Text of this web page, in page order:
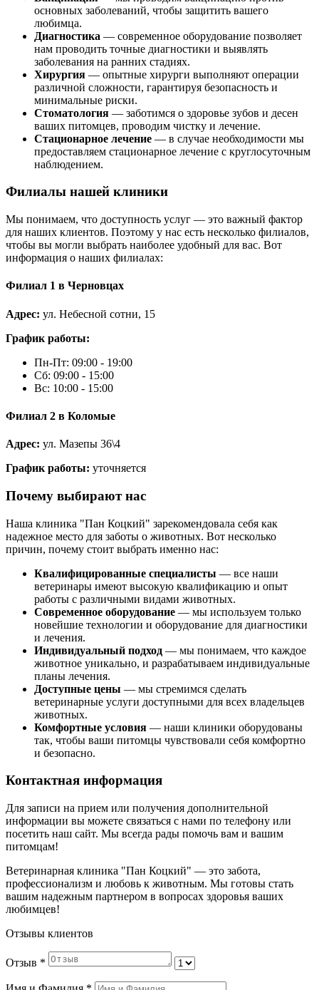
основных заболеваний, чтобы защитить вашего
любимца.
Диагностика — современное оборудование позволяет
нам проводить точные диагностики и выявлять
заболевания на ранних стадиях.
Хирургия — опытные хирурги выполняют операции
различной сложности, гарантируя безопасность и
минимальные риски.
Стоматология — заботимся о здоровье зубов и десен
ваших питомцев, проводим чистку и лечение.
Стационарное лечение — в случае необходимости мы
предоставляем стационарное лечение с круглосуточным
наблюдением.
Филиалы нашей клиники
Мы понимаем, что доступность услуг — это важный фактор
для наших клиентов. Поэтому у нас есть несколько филиалов,
чтобы вы могли выбрать наиболее удобный для вас. Вот
информация о наших филиалах:
Филиал 1 в Черновцах
Адрес: ул. Небесной сотни, 15
График работы:
Пн-Пт: 09:00 - 19:00
Сб: 09:00 - 15:00
Вс: 10:00 - 15:00
Филиал 2 в Коломые
Адрес: ул. Мазепы 36\4
График работы: уточняется
Почему выбирают нас
Наша клиника "Пан Коцкий" зарекомендовала себя как
надежное место для заботы о животных. Вот несколько
причин, почему стоит выбрать именно нас:
Квалифицированные специалисты — все наши
ветеринары имеют высокую квалификацию и опыт
работы с различными видами животных.
Современное оборудование — мы используем только
новейшие технологии и оборудование для диагностики
и лечения.
Индивидуальный подход — мы понимаем, что каждое
животное уникально, и разрабатываем индивидуальные
планы лечения.
Доступные цены — мы стремимся сделать
ветеринарные услуги доступными для всех владельцев
животных.
Комфортные условия — наши клиники оборудованы
так, чтобы ваши питомцы чувствовали себя комфортно
и безопасно.
Контактная информация
Для записи на прием или получения дополнительной
информации вы можете связаться с нами по телефону или
посетить наш сайт. Мы всегда рады помочь вам и вашим
питомцам!
Ветеринарная клиника "Пан Коцкий" — это забота,
профессионализм и любовь к животным. Мы готовы стать
вашим надежным партнером в вопросах здоровья ваших
любимцев!
Отзывы клиентов
Отзыв *